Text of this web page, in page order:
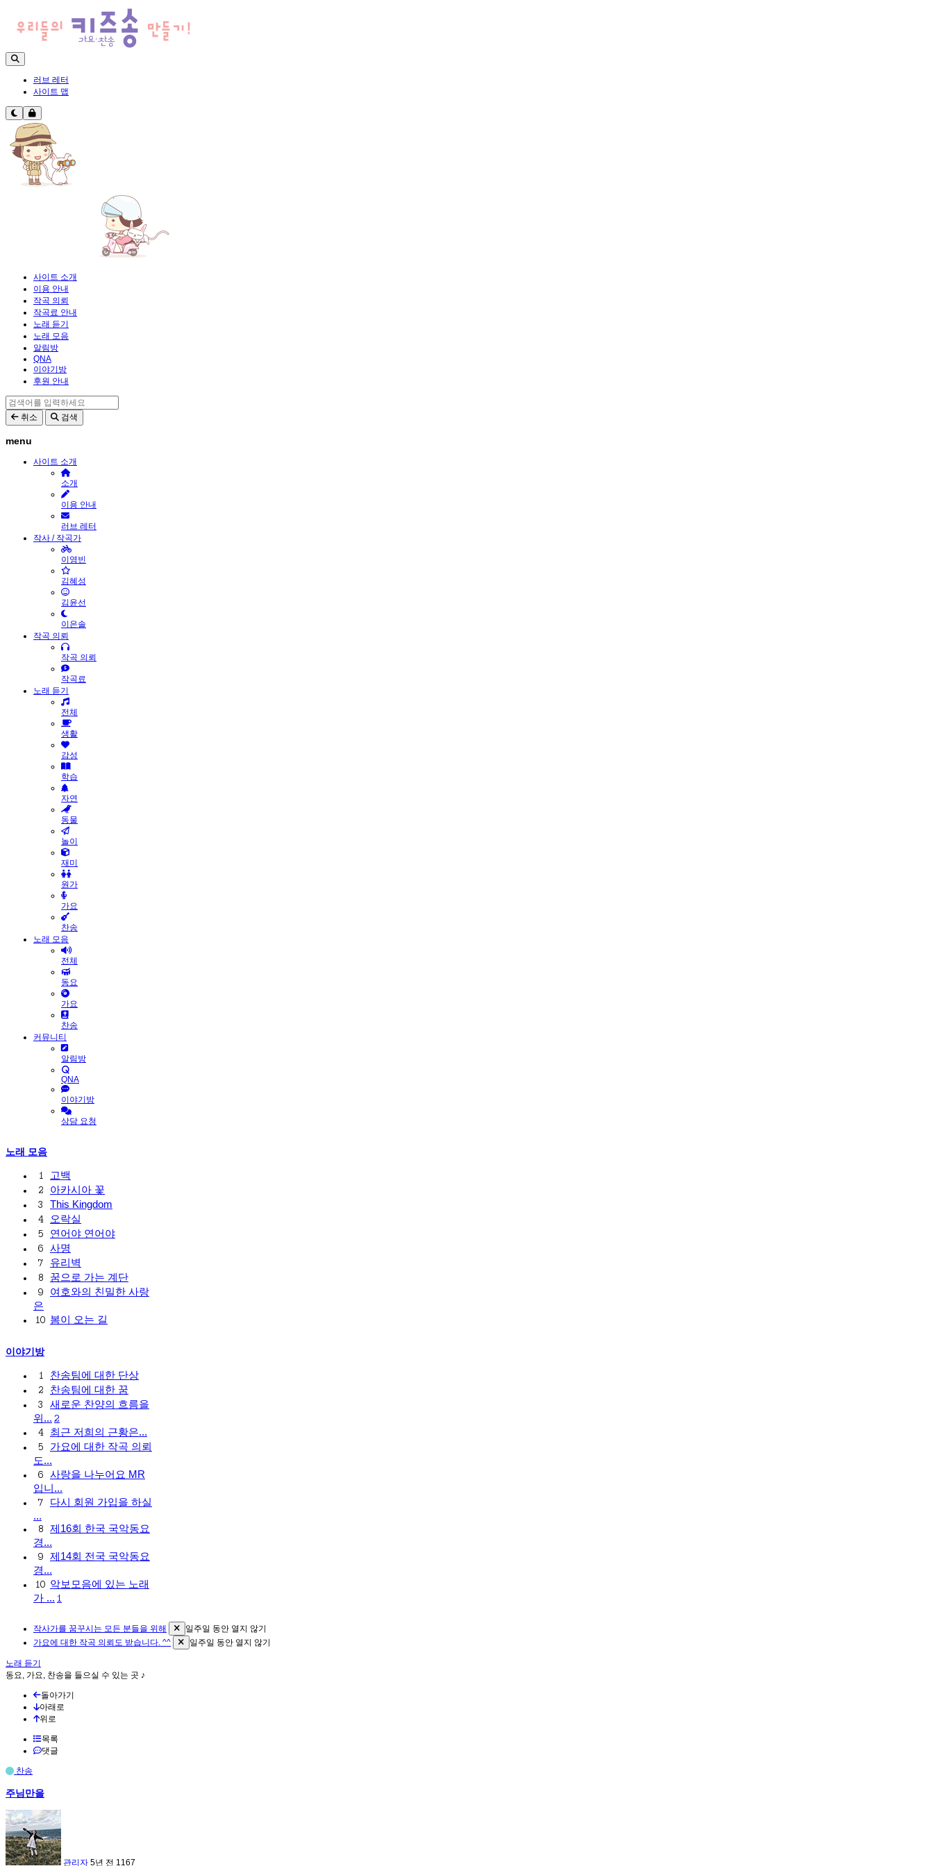
러브 레터
사이트 맵
사이트 소개
이용 안내
작곡 의뢰
작곡료 안내
노래 듣기
노래 모음
알림방
QNA
이야기방
후원 안내
취소 검색
menu
사이트 소개
소개
이용 안내
러브 레터
작사 / 작곡가
이영빈
김혜성
김윤선
이은솔
작곡 의뢰
작곡 의뢰
작곡료
노래 듣기
전체
생활
감성
학습
자연
동물
놀이
재미
원가
가요
찬송
노래 모음
전체
동요
가요
찬송
커뮤니티
알림방
QNA
이야기방
상담 요청
노래 모음
1 고백
2 아카시아 꽃
3 This Kingdom
4 오락실
5 연어야 연어야
6 사명
7 유리벽
8 꿈으로 가는 계단
9
여호와의 친밀한 사랑
은
10 봄이 오는 길
이야기방
1 찬송팀에 대한 단상
2 찬송팀에 대한 꿈
3
새로운 찬양의 흐름을
위... 2
4 최근 저희의 근황은...
5
가요에 대한 작곡 의뢰
도...
6
사랑을 나누어요 MR
입니...
7
다시 회원 가입을 하실
...
8
제16회 한국 국악동요
경...
9
제14회 전국 국악동요
경...
10 악보모음에 있는 노래
가 ... 1
작사가를 꿈꾸시는 모든 분들을 위해
일주일 동안 열지 않기
가요에 대한 작곡 의뢰도 받습니다. ^^
일주일 동안 열지 않기
노래 듣기
동요, 가요, 찬송을 들으실 수 있는 곳 ♪
돌아가기
아래로
위로
목록
댓글
찬송
주님만을
관리자 5년 전 1167